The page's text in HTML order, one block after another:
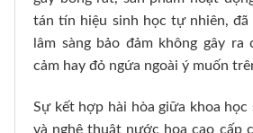
tán tín hiệu sinh học tự nhiên, đã
lâm sàng bảo đảm không gây ra
cảm hay đỏ ngứa ngoài ý muốn
Sự kết hợp hài hòa giữa khoa học
và nghệ thuật nước hoa cao cấp